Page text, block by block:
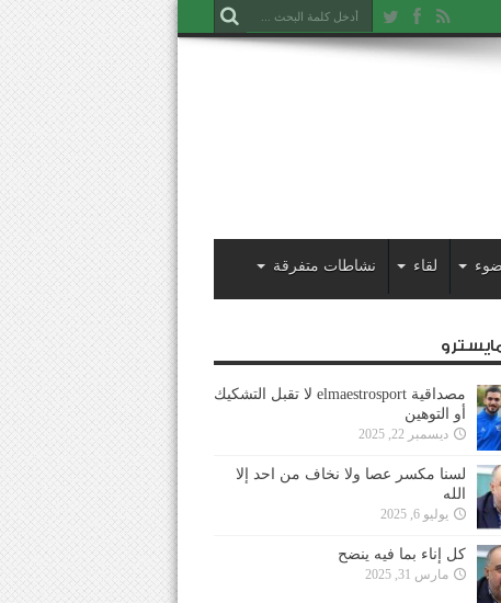
لقاء نشاطات متفرقة
مصداقية elmaestrosport لا تقبل التشكيك
أو التوهين
ديسمبر 22, 2025
لسنا مكسر عصا ولا نخاف من احد إلا
الله
يوليو 6, 2025
كل إناء بما فيه ينضح
مارس 31, 2025